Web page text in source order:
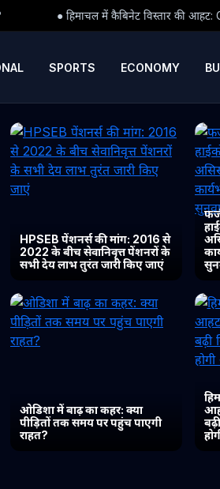
विस्तार की आहट: CM सुक्खू के दिल्ली दौरे से बढ़ी
SPORTS ECONOMY
HPSEB पेंशनर्स की मांग: 2016 से
2022 के बीच सेवानिवृत्त पेंशनरों के
सभी देय लाभ तुरंत जारी किए जाएं
ओडिशा में बाढ़ का कहर: क्या
पीड़ितों तक समय पर पहुंच पाएगी
राहत?